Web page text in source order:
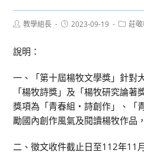
Post教學組長
Post2023-09-19
Post莊
說明：
一、「第十屆楊牧文學獎」針對
「楊牧詩獎」及「楊牧研究論
獎項為「青春組‧詩創作」、「
勵國內創作風氣及閱讀楊牧作品
二、徵文收件截止日至112年11